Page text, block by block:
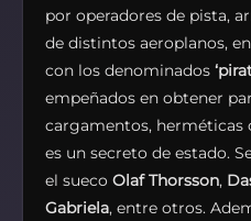
por operadores de pista,
de distintos aeroplanos,
con los denominados
empeñados en obtener
cargamentos, herméticas
es un secreto de estado.
el sueco Olaf Thorsson,
Gabriela, entre otros.